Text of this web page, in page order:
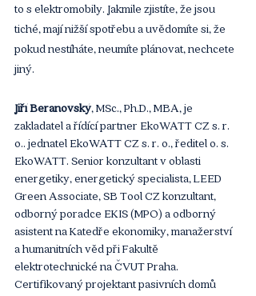
to s elektromobily. Jakmile zjistíte, že jsou
tiché, mají nižší spotřebu a uvědomíte si, že
pokud nestíháte, neumíte plánovat, nechcete
jiný.
Jiří Beranovský, MSc., Ph.D., MBA, je
zakladatel a řídící partner EkoWATT CZ s. r.
o.. jednatel EkoWATT CZ s. r. o., ředitel o. s.
EkoWATT. Senior konzultant v oblasti
energetiky, energetický specialista, LEED
Green Associate, SB Tool CZ konzultant,
odborný poradce EKIS (MPO) a odborný
asistent na Katedře ekonomiky, manažerství
a humanitních věd při Fakultě
elektrotechnické na ČVUT Praha.
Certifikovaný projektant pasivních domů